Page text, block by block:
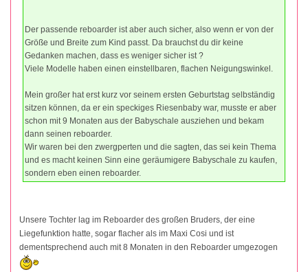
Der passende reboarder ist aber auch sicher, also wenn er von der
Größe und Breite zum Kind passt. Da brauchst du dir keine
Gedanken machen, dass es weniger sicher ist ?
Viele Modelle haben einen einstellbaren, flachen Neigungswinkel.
Mein großer hat erst kurz vor seinem ersten Geburtstag selbständig
sitzen können, da er ein speckiges Riesenbaby war, musste er aber
schon mit 9 Monaten aus der Babyschale ausziehen und bekam
dann seinen reboarder.
Wir waren bei den zwergperten und die sagten, das sei kein Thema
und es macht keinen Sinn eine geräumigere Babyschale zu kaufen,
sondern eben einen reboarder.
Unsere Tochter lag im Reboarder des großen Bruders, der eine
Liegefunktion hatte, sogar flacher als im Maxi Cosi und ist
dementsprechend auch mit 8 Monaten in den Reboarder umgezogen